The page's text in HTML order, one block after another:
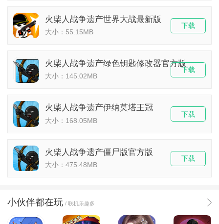
火柴人战争遗产世界大战最新版
大小：55.15MB
下载
火柴人战争遗产绿色钥匙修改器官方版
大小：145.02MB
下载
火柴人战争遗产伊纳莫塔王冠
大小：168.05MB
下载
火柴人战争遗产僵尸版官方版
大小：475.48MB
下载
小伙伴都在玩 / 联机乐趣多